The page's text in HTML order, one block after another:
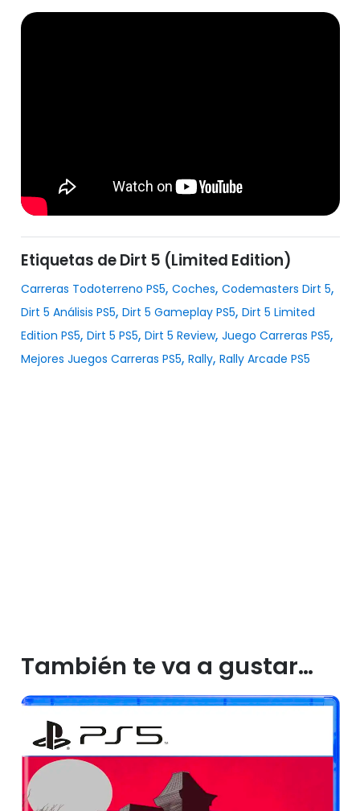
Etiquetas de Dirt 5 (Limited Edition)
Carreras Todoterreno PS5, Coches, Codemasters Dirt 5,
Dirt 5 Análisis PS5, Dirt 5 Gameplay PS5, Dirt 5 Limited
Edition PS5, Dirt 5 PS5, Dirt 5 Review, Juego Carreras PS5,
Mejores Juegos Carreras PS5, Rally, Rally Arcade PS5
También te va a gustar…